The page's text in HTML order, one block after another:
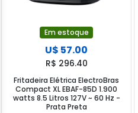
Em estoque
U$ 57.00
R$ 296.40
Fritadeira Elétrica ElectroBras
Compact XL EBAF-85D 1.900
watts 8.5 Litros 127V ~ 60 Hz -
Prata Preta